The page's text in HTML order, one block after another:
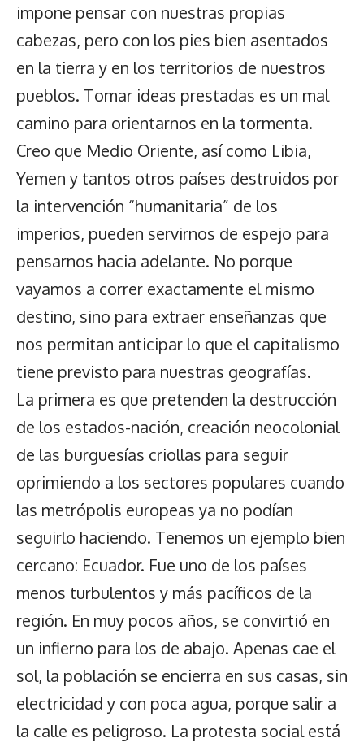
impone pensar con nuestras propias
cabezas, pero con los pies bien asentados
en la tierra y en los territorios de nuestros
pueblos. Tomar ideas prestadas es un mal
camino para orientarnos en la tormenta.
Creo que Medio Oriente, así como Libia,
Yemen y tantos otros países destruidos por
la intervención “humanitaria” de los
imperios, pueden servirnos de espejo para
pensarnos hacia adelante. No porque
vayamos a correr exactamente el mismo
destino, sino para extraer enseñanzas que
nos permitan anticipar lo que el capitalismo
tiene previsto para nuestras geografías.
La primera es que pretenden la destrucción
de los estados-nación, creación neocolonial
de las burguesías criollas para seguir
oprimiendo a los sectores populares cuando
las metrópolis europeas ya no podían
seguirlo haciendo. Tenemos un ejemplo bien
cercano: Ecuador. Fue uno de los países
menos turbulentos y más pacíficos de la
región. En muy pocos años, se convirtió en
un infierno para los de abajo. Apenas cae el
sol, la población se encierra en sus casas, sin
electricidad y con poca agua, porque salir a
la calle es peligroso. La protesta social está